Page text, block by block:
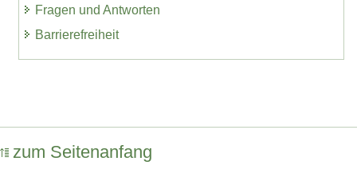
Fragen und Antworten
Barrierefreiheit
zum Seitenanfang